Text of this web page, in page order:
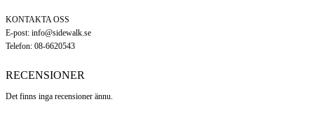
KONTAKTA OSS
E-post: info@sidewalk.se
Telefon: 08-6620543
RECENSIONER
Det finns inga recensioner ännu.